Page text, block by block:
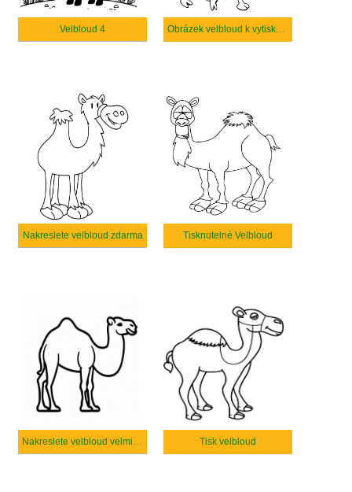
Velbloud 4 Obrázek velbloud k vytisknutí zdarma
Nakreslete velbloud zdarma Tisknutelné Velbloud
Nakreslete velbloud velmi základní Tisk velbloud